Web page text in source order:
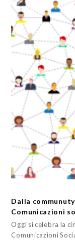
Dalla
Comunicazioni
Oggi si celebra la
Comunicazioni